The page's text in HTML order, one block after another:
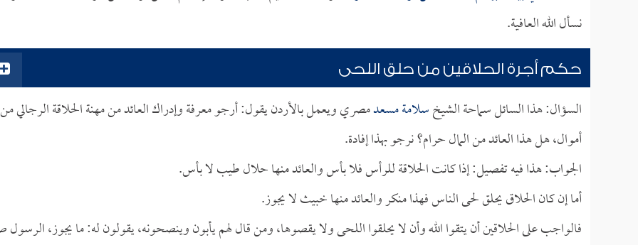
نسأل الله العافية.
حكم أجرة الحلاقين من حلق اللحى
السؤال: هذا السائل سماحة الشيخسلامة مسعدمصري ويعمل بالأردن يقول: أرجو معرفة وإدراك العائد من مهنة الحلاقة الرجالي من
أموال، هل هذا العائد من المال حرام؟ نرجو بهذا إفادة.
الجواب: هذا فيه تفصيل: إذا كانت الحلاقة للرأس فلا بأس والعائد منها حلال طيب لا بأس.
أما إن كان الحلاق يحلق لحى الناس فهذا منكر والعائد منها خبيث لا يجوز.
فالواجب على الحلاقين أن يتقوا الله وأن لا يحلقوا اللحى ولا يقصوها، ومن قال لهم يأبون وينصحونه، يقولون له: ما يجوز، الرسول